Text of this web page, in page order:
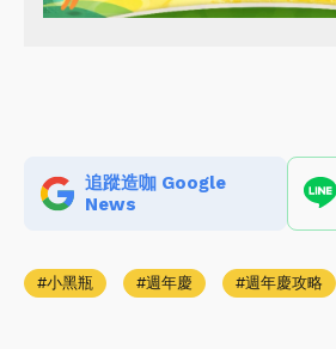
追蹤造咖 Google
News
小黑瓶 週年慶 週年慶攻略